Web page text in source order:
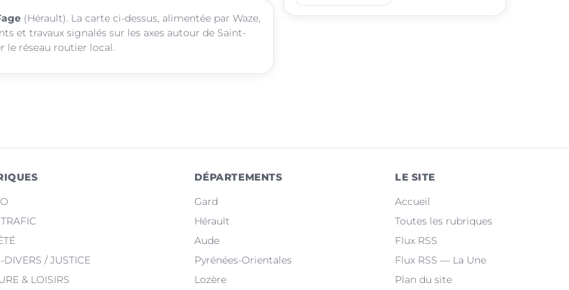
(Hérault). La carte ci-dessus, alimentée par Waze,
et travaux signalés sur les axes autour de Saint-
le réseau routier local.
Clermont-l'Hérault
DIVERS / JUSTICE
& LOISIRS
DÉPARTEMENTS
Gard
Hérault
Aude
Pyrénées-Orientales
Lozère
LE SITE
Accueil
Toutes les rubriques
Flux RSS
Flux RSS — La Une
Plan du site